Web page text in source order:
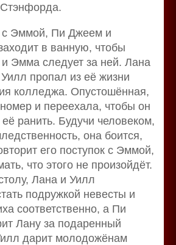
Эммой, Пи Джеем и
в ванную, чтобы
Эмма следует за ней. Лана
Уилл пропал из её жизни
колледжа. Опустошённая,
и переехала, чтобы он
ранить. Будучи человеком,
она боится,
его поступок с Эммой,
что этого не произойдёт.
Лана и Уилл
подружкой невесты и
соответственно, а Пи
Лану за подаренный
дарит молодожёнам